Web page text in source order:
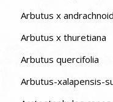
Arbutus x
Arbutus x thuretiana
Arbutus quercifolia
Arbutus-xalapensis-